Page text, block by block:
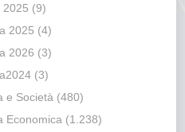
2025 (9)
2025 (4)
2026 (3)
(3)
e Società (480)
Economica (1.238)